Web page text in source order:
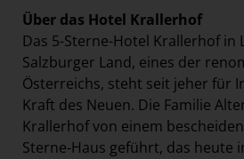
Über das Hotel Krallerhof
Das 5-Sterne-Hotel Krallerhof in
Salzburger Land, eines der
Österreichs, steht seit jeher für
Kraft des Neuen. Die Familie
Krallerhof von einem
Sterne-Haus geführt, das heute